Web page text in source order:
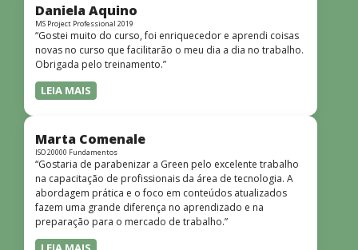
dinâmicas e envolventes. Recomendo o curso para todos
que desejam iniciar ou aprofundar seus conhecimentos em
redes!”
Daniela Aquino
MS Project Professional 2019
“Gostei muito do curso, foi enriquecedor e aprendi coisas
novas no curso que facilitarão o meu dia a dia no trabalho.
Obrigada pelo treinamento.”
LEIA MAIS
Marta Comenale
ISO 20000 Fundamentos
“Gostaria de parabenizar a Green pelo excelente trabalho
na capacitação de profissionais da área de tecnologia. A
abordagem prática e o foco em conteúdos atualizados
fazem uma grande diferença no aprendizado e na
preparação para o mercado de trabalho.”